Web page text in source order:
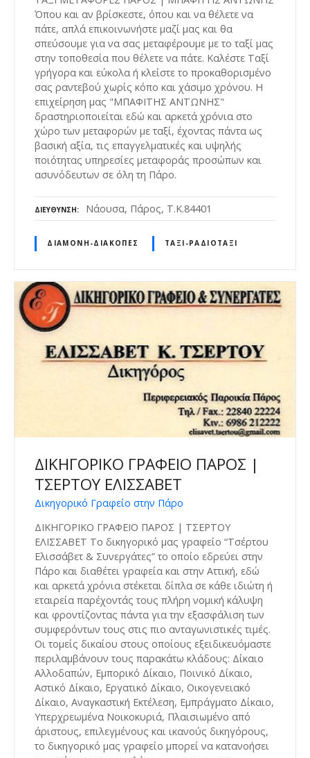
Όπου και αν βρίσκεστε, όπου και να θέλετε να
πάτε, απλά επικοινωνήστε μαζί μας και θα
σπεύσουμε για να σας μεταφέρουμε με το ταξί μας
στην τοποθεσία που θέλετε να πάτε. Καλέστε Ταξί
γρήγορα και εύκολα ή κλείστε το προκαθορισμένο
σας ραντεβού χωρίς κόπο και χάσιμο χρόνου. Η
επιχείρηση μας "ΜΠΑΦΙΤΗΣ ΑΝΤΩΝΗΣ"
δραστηριοποιείται εδώ και αρκετά χρόνια στο
χώρο των μεταφορών με ταξί, έχοντας πάντα ως
βασική αξία, τις επαγγελματικές και υψηλής
ποιότητας υπηρεσίες μεταφοράς προσώπων και
ασυνόδευτων σε όλη τη Πάρο.
ΔΙΕΎΘΥΝΣΗ Νάουσα, Πάρος, Τ.Κ.84401
ΔΙΑΜΟΝΉ-ΔΙΑΚΟΠΈΣ ΤΑΞΊ-ΡΑΔΙΟΤΑΞΊ
ΔΙΚΗΓΟΡΙΚΟ ΓΡΑΦΕΙΟ ΠΑΡΟΣ |
ΤΣΕΡΤΟΥ ΕΛΙΣΣΑΒΕΤ
Δικηγορικό Γραφείο στην Πάρο
ΔΙΚΗΓΟΡΙΚΟ ΓΡΑΦΕΙΟ ΠΑΡΟΣ | ΤΣΕΡΤΟΥ
ΕΛΙΣΣΑΒΕΤ Το δικηγορικό μας γραφείο “Τσέρτου
Ελισσάβετ & Συνεργάτες” το οποίο εδρεύει στην
Πάρο και διαθέτει γραφεία και στην Αττική, εδώ
και αρκετά χρόνια στέκεται δίπλα σε κάθε ιδιώτη ή
εταιρεία παρέχοντάς τους πλήρη νομική κάλυψη
και φροντίζοντας πάντα για την εξασφάλιση των
συμφερόντων τους στις πιο ανταγωνιστικές τιμές.
Οι τομείς δικαίου στους οποίους εξειδικευόμαστε
περιλαμβάνουν τους παρακάτω κλάδους: Δίκαιο
Αλλοδαπών, Εμπορικό Δίκαιο, Ποινικό Δίκαιο,
Αστικό Δίκαιο, Εργατικό Δίκαιο, Οικογενειακό
Δίκαιο, Αναγκαστική Εκτέλεση, Εμπράγματο Δίκαιο,
Υπερχρεωμένα Νοικοκυριά, Πλαισιωμένο από
άριστους, επιλεγμένους και ικανούς δικηγόρους,
το δικηγορικό μας γραφείο μπορεί να κατανοήσει